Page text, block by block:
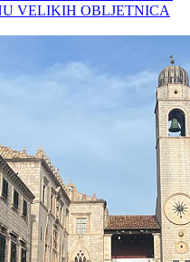
VELIKIH OBLJETNICA